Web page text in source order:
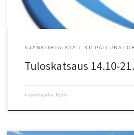
AJANKOHTAISTA
Tuloskatsaus 14.10-
kirjoittajalta Kylis